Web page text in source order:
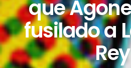
que
fusilado a
Rey